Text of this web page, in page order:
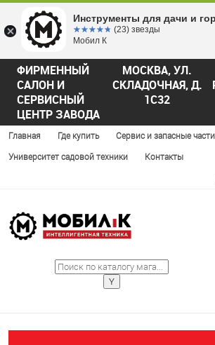
ФИРМЕННЫЙ
САЛОН И
СЕРВИСНЫЙ
ЦЕНТР ЗАВОДА
МОСКВА, УЛ.
СКЛАДОЧНАЯ, Д.
1С32
Главная Где купить Сервис и запасные части
Университет садовой техники Контакты
Инструменты для дачи и
☆☆☆☆☆
★★★★★ (23) звезды
Мобил К